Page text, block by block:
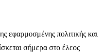
εφαρμοσμένης πολιτικής και
σήμερα στο έλεος